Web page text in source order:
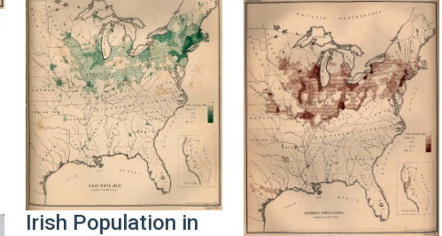
Irish Population in